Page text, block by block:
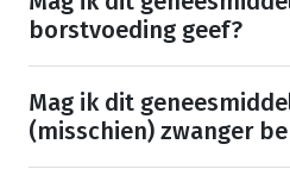
borstvoeding geef?
Mag ik dit
(misschien) zwanger